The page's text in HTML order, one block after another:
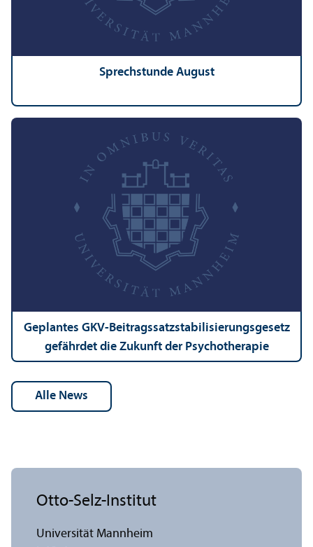
Sprechstunde August
Geplantes GKV-Beitragssatzstabilisierungs­gesetz
gefährdet die Zukunft der Psychotherapie
alle News
Otto-Selz-Institut
Universität Mannheim